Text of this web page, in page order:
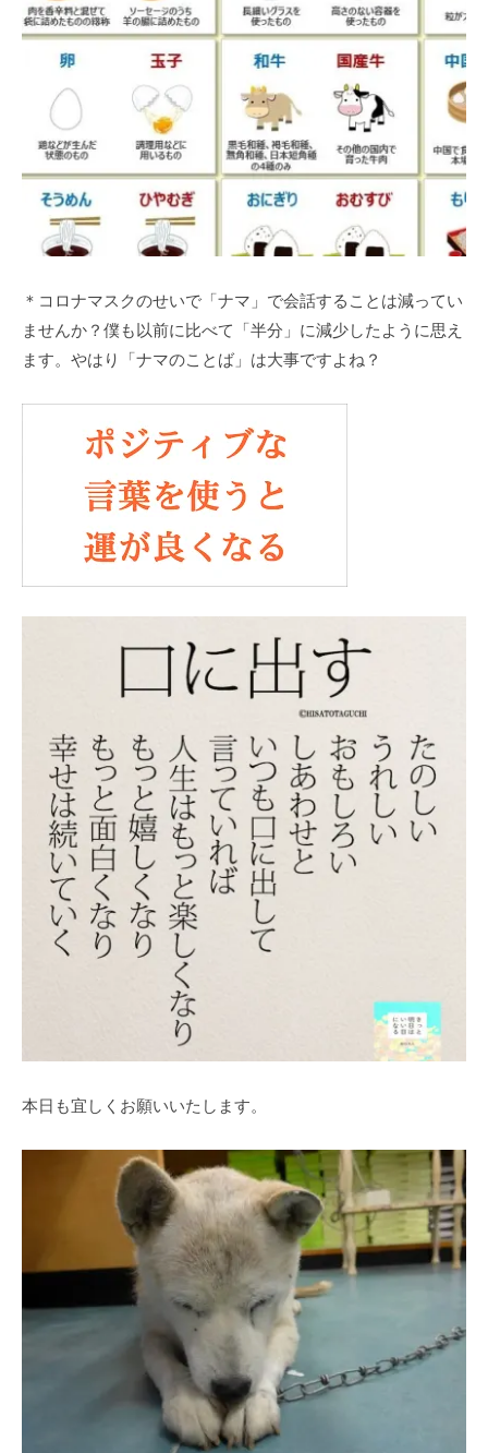
＊コロナマスクのせいで「ナマ」で会話することは減ってい
ませんか？僕も以前に比べて「半分」に減少したように思え
ます。やはり「ナマのことば」は大事ですよね？
本日も宜しくお願いいたします。